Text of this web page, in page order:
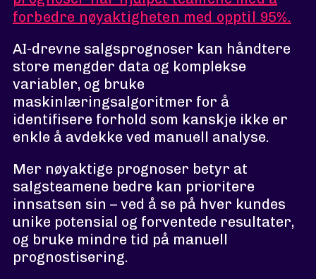
forbedre nøyaktigheten med opptil 95%.
AI-drevne salgsprognoser kan håndtere
store mengder data og komplekse
variabler, og bruke
maskinlæringsalgoritmer for å
identifisere forhold som kanskje ikke er
enkle å avdekke ved manuell analyse.
Mer nøyaktige prognoser betyr at
salgsteamene bedre kan prioritere
innsatsen sin – ved å se på hver kundes
unike potensial og forventede resultater,
og bruke mindre tid på manuell
prognostisering.